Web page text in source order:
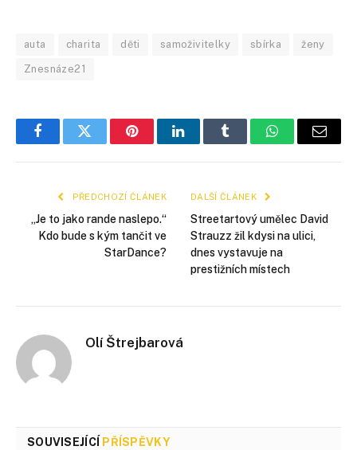
auta charita děti samoživitelky sbírka ženy
Znesnáze21
FacebookTwitter PinterestLinkedInTumblr WhatsApp
E-
PŘEDCHOZÍ ČLÁNEK
„Je to jako rande naslepo.“
Kdo bude s kým tančit ve
StarDance?
DALŠÍ ČLÁNEK
Streetartový umělec David
Strauzz žil kdysi na ulici,
dnes vystavuje na
prestižních místech
Olí Štrejbarová
SOUVISEJÍCÍ PŘÍSPĚVKY